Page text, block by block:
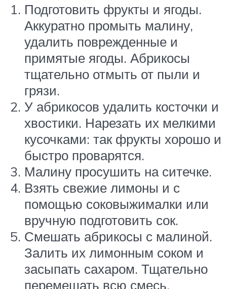
Подготовить фрукты и ягоды.
Аккуратно промыть малину,
удалить поврежденные и
примятые ягоды. Абрикосы
тщательно отмыть от пыли и
грязи.
У абрикосов удалить косточки и
хвостики. Нарезать их мелкими
кусочками: так фрукты хорошо и
быстро проварятся.
Малину просушить на ситечке.
Взять свежие лимоны и с
помощью соковыжималки или
вручную подготовить сок.
Смешать абрикосы с малиной.
Залить их лимонным соком и
засыпать сахаром. Тщательно
перемешать всю смесь,